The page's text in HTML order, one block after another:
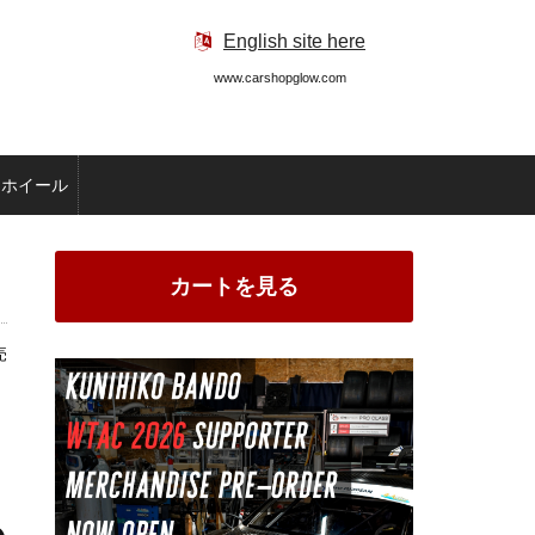
English site here
www.carshopglow.com
ホイール
カートを見る